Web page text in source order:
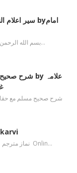
🌴 بسم الله الرحمن الرحیم🌴 تعارف ’’ سیر أعلام النبلاء…
نماز مترجم مولانا محمد شفیع اوکاڑوی علیہ الرحمہ Onlin…